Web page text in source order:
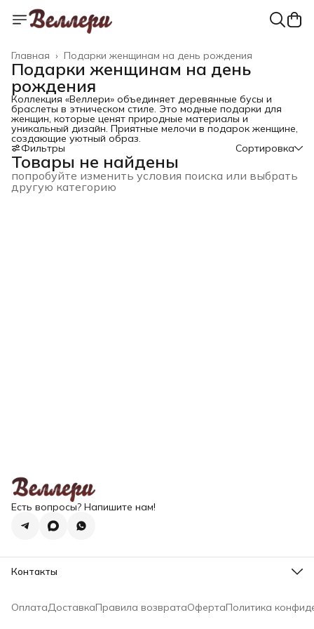
Подарки женщинам на день рождения
Главная ›
Подарки женщинам на день
рождения
Коллекция «Веллери» объединяет деревянные бусы и
браслеты в этническом стиле. Это модные подарки для
женщин, которые ценят природные материалы и
уникальный дизайн. Приятные мелочи в подарок женщине,
создающие уютный образ.
Фильтры Сортировка
Товары не найдены
попробуйте изменить условия поиска или выбрать
другую категорию
Есть вопросы? Напишите нам!
Контакты
ОплатаДоставкаПравила возвратаОфертаПолитика